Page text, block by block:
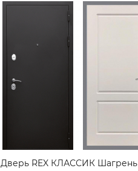
Дверь REX КЛАССИК Шагрень